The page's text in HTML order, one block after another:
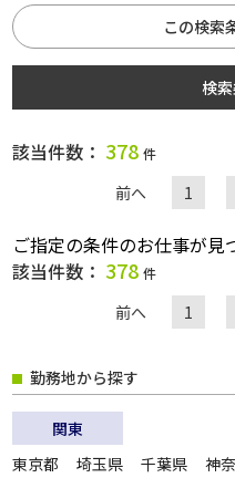
該当件数： 378 件
前へ
1
ご指定の条件のお仕事が見
該当件数： 378 件
前へ
1
この検索
検
雇用形態
一般派遣
紹介
勤務地から探す
関東
東京都
埼玉県 千葉県 神